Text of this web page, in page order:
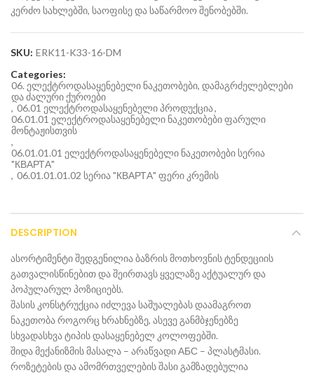
კერძო სახლებში, საოფისე და საწარმოო შენობებში.
SKU: ERK11-K33-16-DM
Categories:
06. ელექტროდასაყენებელი ნაკეთობები, დამაგრძელებლები
და ძალური ქუროები
, 06.01 ელექტროდასაყენებელი პროდუქცია,
06.01.01 ელექტროდასაყენებელი ნაკეთობები ფარული
მონტაჟისთვის
,
06.01.01.01 ელექტროდასაყენებელი ნაკეთობები სერია
"КВАРТА"
, 06.01.01.01.02 სერია "КВАРТА" ფერი კრემის
DESCRIPTION
ასორტიმენტი შედგენილია ბაზრის მოთხოვნის ტენდეციის
გათვალისწინებით და შეირთავს ყველაზე აქტუალურ და
პოპულარულ პოზიციებს.
შასის კონსტრუქცია იძლევა საშუალებას დაამაგროთ
ნაკეთობა როგორც ხრახნებზე, ასევე განმბჯენებზე
სხვადასხვა ტიპის დასაყენებელ კოლოფებში.
შიდა მექანიზმის მასალა – არაწვადი АБС – პლასტმასი.
როზეტების და ამომრთველების შასი გამზადებულია